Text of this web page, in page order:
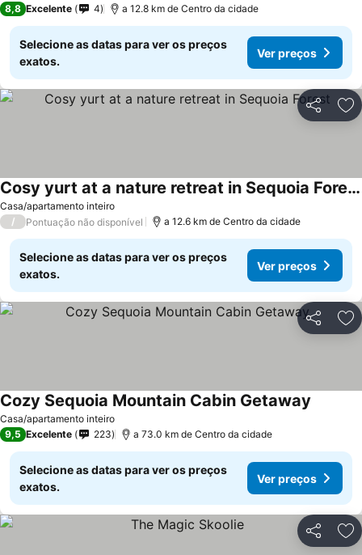
8,8 Excelente 4 a 12.8 km de Centro da cidade
Selecione as datas para ver os preços
exatos.
Ver preços
Partilhar
Casa/apartamento inteiro
Cosy yurt at a nature retreat in Sequoia Forest
Ver preços
/ Pontuação não disponível a 12.6 km de Centro da cidade
Selecione as datas para ver os preços
exatos.
Ver preços
Partilhar
Casa/apartamento inteiro
Cozy Sequoia Mountain Cabin Getaway
9,5 Excelente 223 a 73.0 km de Centro da cidade
Selecione as datas para ver os preços
exatos.
Ver preços
Partilhar